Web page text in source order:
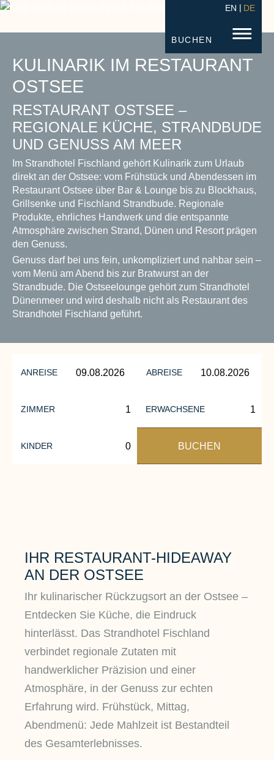
STRANDHOTEL FISCHLAND
BUCHEN
EN DE
KULINARIK IM RESTAURANT
OSTSEE
RESTAURANT OSTSEE –
REGIONALE KÜCHE, STRANDBUDE
UND GENUSS AM MEER
Im Strandhotel Fischland gehört Kulinarik zum Urlaub
direkt an der Ostsee: vom Frühstück und Abendessen im
Restaurant Ostsee über Bar & Lounge bis zu Blockhaus,
Grillsenke und Fischland Strandbude. Regionale
Produkte, ehrliches Handwerk und die entspannte
Atmosphäre zwischen Strand, Dünen und Resort prägen
den Genuss.
Genuss darf bei uns fein, unkompliziert und nahbar sein –
vom Menü am Abend bis zur Bratwurst an der
Strandbude. Die Ostseelounge gehört zum Strandhotel
Dünenmeer und wird deshalb nicht als Restaurant des
Strandhotel Fischland geführt.
ANREISE ABREISE
ZIMMER ERWACHSENE
KINDER BUCHEN
IHR RESTAURANT-HIDEAWAY
AN DER OSTSEE
Ihr kulinarischer Rückzugsort an der Ostsee –
Entdecken Sie Küche, die Eindruck
hinterlässt. Das Strandhotel Fischland
verbindet regionale Zutaten mit
handwerklicher Präzision und einer
Atmosphäre, in der Genuss zur echten
Erfahrung wird. Frühstück, Mittag,
Abendmenü: Jede Mahlzeit ist Bestandteil
des Gesamterlebnisses.